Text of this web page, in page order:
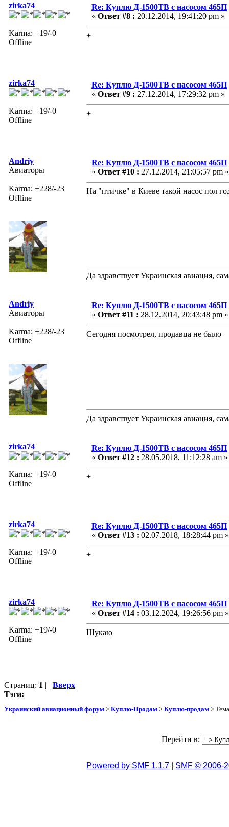
zirka74
Karma: +19/-0
Offline
Re: Куплю Д-1500ТВ с насосом 465П
« Ответ #8 : 20.12.2014, 19:41:20 pm »
+
zirka74
Karma: +19/-0
Offline
Re: Куплю Д-1500ТВ с насосом 465П
« Ответ #9 : 27.12.2014, 17:29:32 pm »
+
Andriy
Авиаторы
Karma: +228/-23
Offline
Re: Куплю Д-1500ТВ с насосом 465П
« Ответ #10 : 27.12.2014, 21:05:57 pm »
На "птичке" в Киеве такой насос пол
Да здравствует Украинская авиация,
Andriy
Авиаторы
Karma: +228/-23
Offline
Re: Куплю Д-1500ТВ с насосом 465П
« Ответ #11 : 28.12.2014, 20:43:48 pm »
Сегодня посмотрел, продавца не было
Да здравствует Украинская авиация,
zirka74
Karma: +19/-0
Offline
Re: Куплю Д-1500ТВ с насосом 465П
« Ответ #12 : 28.05.2018, 11:12:28 am »
+
zirka74
Karma: +19/-0
Offline
Re: Куплю Д-1500ТВ с насосом 465П
« Ответ #13 : 02.07.2018, 18:28:44 pm »
+
zirka74
Karma: +19/-0
Offline
Re: Куплю Д-1500ТВ с насосом 465П
« Ответ #14 : 03.12.2024, 19:26:56 pm »
Шукаю
Страниц: 1 | Вверх
Тэги:
Украинский авиационный форум > Куплю-Продам > Куплю-продам >
Перейти в:
Powered by SMF 1.1.7 SMF © 2006-